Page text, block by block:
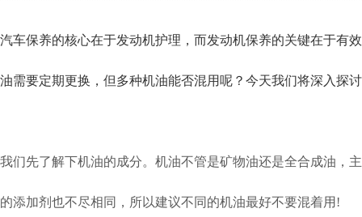
汽车保养的核心在于发动机护理，而发动机保养的关键在于有
油需要定期更换，但多种机油能否混用呢？今天我们将深入探
我们先了解下机油的成分。机油不管是矿物油还是全合成油，
的添加剂也不尽相同，所以建议不同的机油最好不要混着用!